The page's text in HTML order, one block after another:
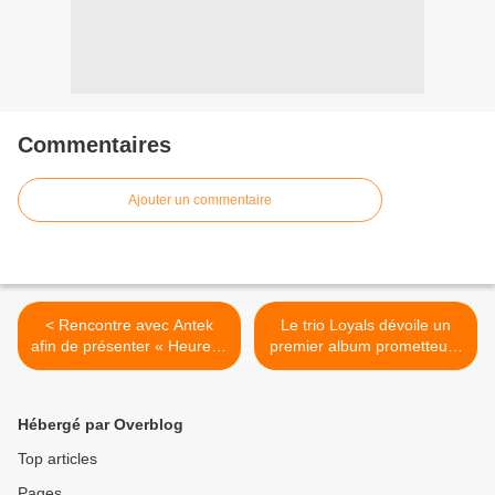
Commentaires
Ajouter un commentaire
< Rencontre avec Antek
afin de présenter « Heureux
» son excellent seul en
Le trio Loyals dévoile un
premier album prometteur !
>
Hébergé par Overblog
Top articles